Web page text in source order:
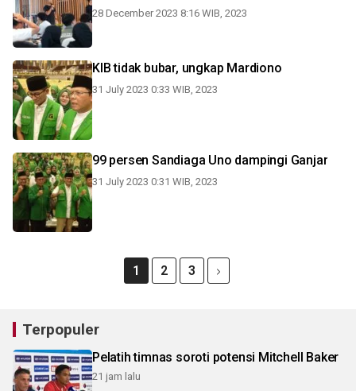
28 December 2023 8:16 WIB, 2023
KIB tidak bubar, ungkap Mardiono
31 July 2023 0:33 WIB, 2023
99 persen Sandiaga Uno dampingi Ganjar
31 July 2023 0:31 WIB, 2023
1 2 3
Terpopuler
Pelatih timnas soroti potensi Mitchell Baker
21 jam lalu